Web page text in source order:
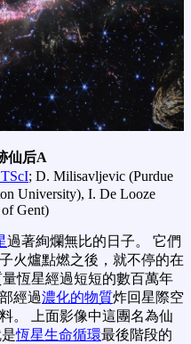
仙后A
; D. Milisavljevic (Purdue
University), I. De Looze
Gent)
過著絢爛無比的日子。 它們
火爐點燃之後，就不停的在
恆星經過短短的數百萬年
經過濃化的物質炸回星際空
。 上面影像中這團名為仙
恆星生命循環最後階段的